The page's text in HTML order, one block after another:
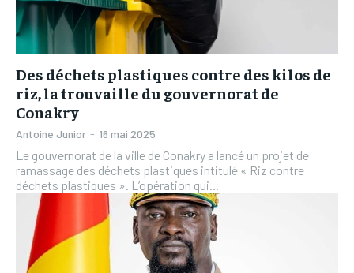
Des déchets plastiques contre des kilos de
riz, la trouvaille du gouvernorat de
Conakry
Antoine Junior - 16 mai 2025
Le gouvernorat de la ville de Conakry a lancé un projet de
ramassage des déchets plastiques intitulé « Riz contre
déchets plastiques ». L’opération qui...